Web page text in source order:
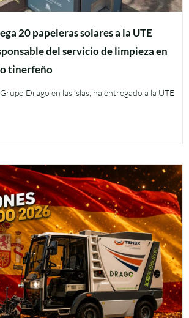
20 papeleras solares a la UTE
del servicio de limpieza en
tinerfeño
Drago en las islas, ha entregado a la UTE